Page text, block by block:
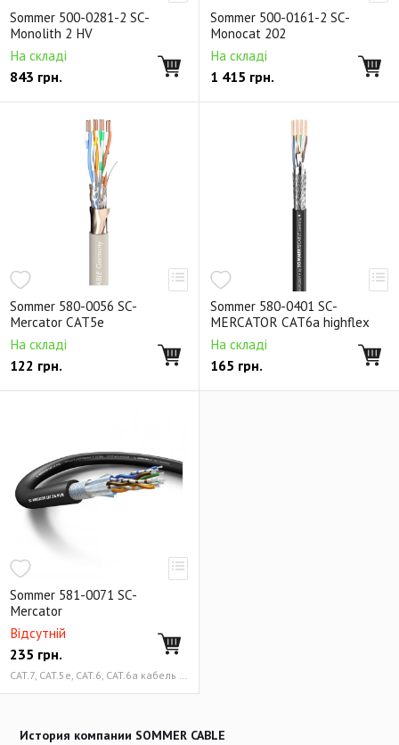
Sommer 500-0281-2 SC-
Monolith 2 HV
На складі
843 грн.
Sommer 500-0161-2 SC-
Monocat 202
На складі
1 415 грн.
Sommer 580-0056 SC-
Mercator CAT5e
На складі
122 грн.
Sommer 580-0401 SC-
MERCATOR CAT6a highflex
На складі
165 грн.
Sommer 581-0071 SC-
Mercator
Відсутній
235 грн.
CAT.7, CAT.5e, CAT.6, CAT.6a кабель 4x2x0.14 мм²(26 AWG)
История компании SOMMER CABLE